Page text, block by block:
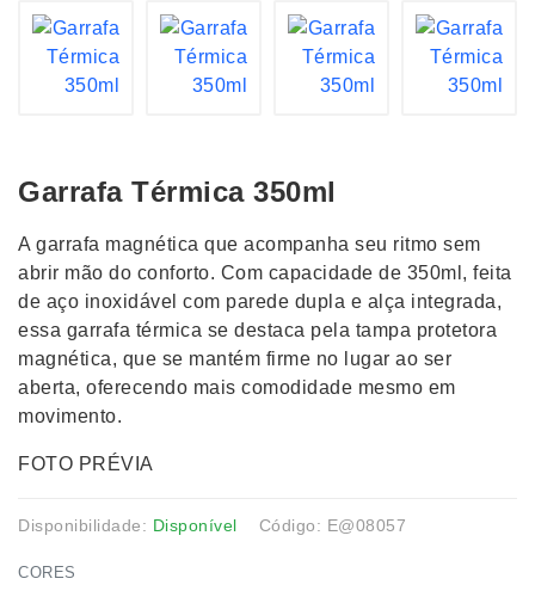
Garrafa Térmica 350ml
A garrafa magnética que acompanha seu ritmo sem
abrir mão do conforto. Com capacidade de 350ml, feita
de aço inoxidável com parede dupla e alça integrada,
essa garrafa térmica se destaca pela tampa protetora
magnética, que se mantém firme no lugar ao ser
aberta, oferecendo mais comodidade mesmo em
movimento.
FOTO PRÉVIA
Disponibilidade: Disponível Código: E@08057
CORES